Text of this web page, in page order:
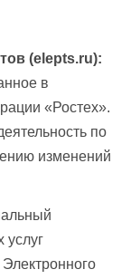
(elepts.ru):
в
«Ростех».
по
изменений
услуг